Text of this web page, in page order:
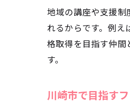
地域の講座や支援制
れるからです。例え
格取得を目指す仲間
す。
川崎市で目指す